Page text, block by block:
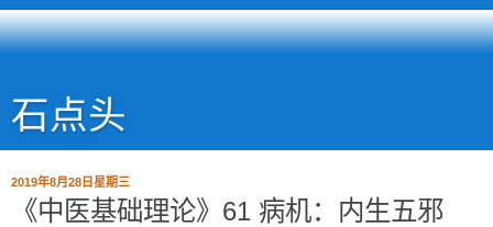
石点头
2019年8月28日星期三
《中医基础理论》61 病机：内生五邪